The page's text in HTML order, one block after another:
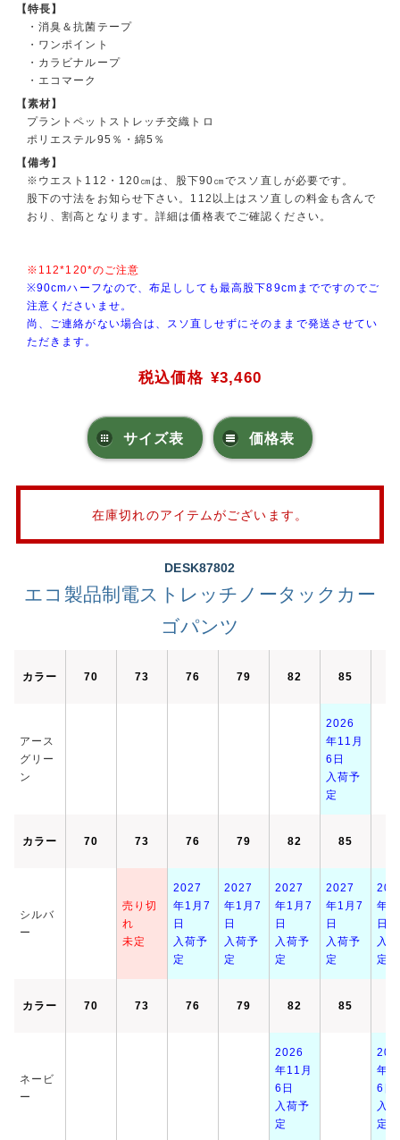
【特長】
・消臭＆抗菌テープ
・ワンポイント
・カラビナループ
・エコマーク
【素材】
プラントペットストレッチ交織トロ
ポリエステル95％・綿5％
【備考】
※ウエスト112・120㎝は、股下90㎝でスソ直しが必要です。
股下の寸法をお知らせ下さい。112以上はスソ直しの料金も含んで
おり、割高となります。詳細は価格表でご確認ください。
※112*120*のご注意
※90cmハーフなので、布足ししても最高股下89cmまでですのでご
注意くださいませ。
尚、ご連絡がない場合は、スソ直しせずにそのままで発送させてい
ただきます。
税込価格 ¥3,460
サイズ表 価格表
在庫切れのアイテムがございます。
DESK87802
エコ製品制電ストレッチノータックカー
ゴパンツ
カラー 70 73 76 79 82 85
アース
グリー
ン
2026
年11月
6日
入荷予
定
カラー 70 73 76 79 82 85
シルバ
ー
売り切
れ
未定
2027
年1月7
日
入荷予
定
2027
年1月7
日
入荷予
定
2027
年1月7
日
入荷予
定
2027
年1月7
日
入荷予
定
年1
日
入
定
カラー 70 73 76 79 82 85
ネービ
ー
2026
年11月
6日
入荷予
定
年
6日
入
定